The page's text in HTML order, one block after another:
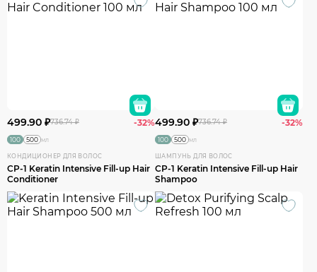
499.90 ₽736.74 ₽ -32%
100 500 мл
КОНДИЦИОНЕР ДЛЯ ВОЛОС
CP-1 Keratin Intensive Fill-up Hair
Conditioner
499.90 ₽736.74 ₽ -32%
100 500 мл
ШАМПУНЬ ДЛЯ ВОЛОС
CP-1 Keratin Intensive Fill-up Hair
Shampoo